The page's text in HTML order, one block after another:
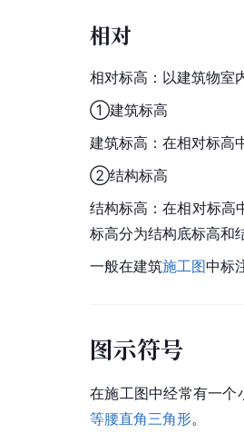
相对
相对标高：以建筑物室
①建筑标高
建筑标高：在相对标高
②结构标高
结构标高：在相对标高
标高分为结构底标高和
一般在建筑施工图中标
图示符号
在施工图中经常有一个
等腰直角三角形。